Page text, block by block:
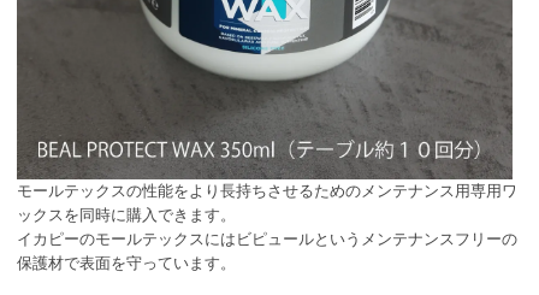
モールテックスの性能をより長持ちさせるためのメンテナンス用専用ワ
ックスを同時に購入できます。
イカピーのモールテックスにはビピュールというメンテナンスフリーの
保護材で表面を守っています。